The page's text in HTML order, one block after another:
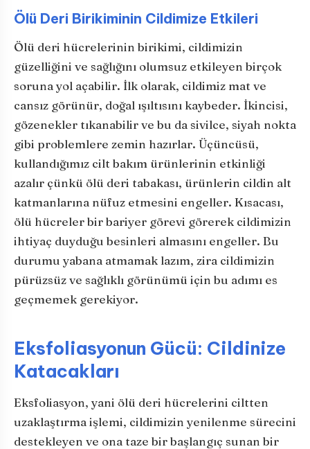
Ölü Deri Birikiminin Cildimize Etkileri
Ölü deri hücrelerinin birikimi, cildimizin
güzelliğini ve sağlığını olumsuz etkileyen birçok
soruna yol açabilir. İlk olarak, cildimiz mat ve
cansız görünür, doğal ışıltısını kaybeder. İkincisi,
gözenekler tıkanabilir ve bu da sivilce, siyah nokta
gibi problemlere zemin hazırlar. Üçüncüsü,
kullandığımız cilt bakım ürünlerinin etkinliği
azalır çünkü ölü deri tabakası, ürünlerin cildin alt
katmanlarına nüfuz etmesini engeller. Kısacası,
ölü hücreler bir bariyer görevi görerek cildimizin
ihtiyaç duyduğu besinleri almasını engeller. Bu
durumu yabana atmamak lazım, zira cildimizin
pürüzsüz ve sağlıklı görünümü için bu adımı es
geçmemek gerekiyor.
Eksfoliasyonun Gücü: Cildinize
Katacakları
Eksfoliasyon, yani ölü deri hücrelerini ciltten
uzaklaştırma işlemi, cildimizin yenilenme sürecini
destekleyen ve ona taze bir başlangıç sunan bir